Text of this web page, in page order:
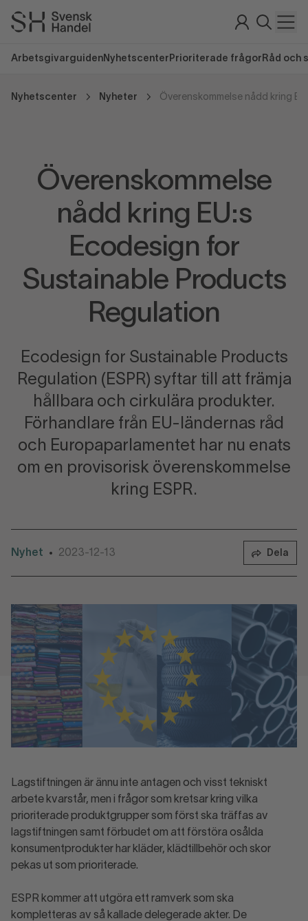
Arbetsgivarguiden Nyhetscenter Prioriterade frågor Råd och
Nyhetscenter Nyheter
Överenskommelse
nådd kring EU:s
Ecodesign for
Sustainable Products
Regulation
Ecodesign for Sustainable Products
Regulation (ESPR) syftar till att främja
hållbara och cirkulära produkter.
Förhandlare från EU-ländernas råd
och Europaparlamentet har nu enats
om en provisorisk överenskommelse
kring ESPR.
Nyhet • 2023-12-13 Dela
Lagstiftningen är ännu inte antagen och visst tekniskt
arbete kvarstår, men i frågor som kretsar kring vilka
prioriterade produktgrupper som först ska träffas av
lagstiftningen samt förbudet om att förstöra osålda
konsumentprodukter har kläder, klädtillbehör och skor
pekas ut som prioriterade.
ESPR kommer att utgöra ett ramverk som ska
kompletteras av så kallade delegerade akter. De